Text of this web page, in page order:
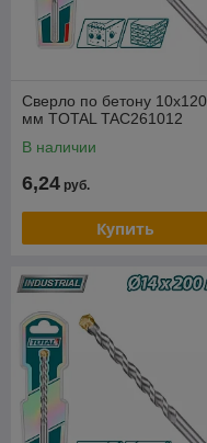
Сверло по бетону 10х120
мм TOTAL TAC261012
В наличии
6,24 руб.
Купить